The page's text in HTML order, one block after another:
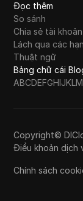
Đọc thêm
So sánh
Chia sẻ tài khoản
Lách qua các
Thuật ngữ
Bảng chữ cái
ABCDEFGHIJKLM
Copyright©
Điều khoản dịch
Chính sách